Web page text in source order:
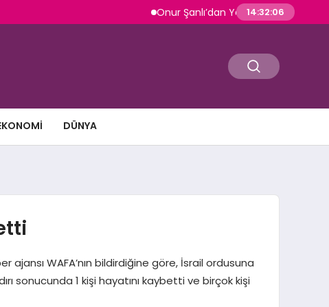
Onur Şanlı’dan Yazın Yeni Hiti: Kartallar |
14:32:07
DÜNYA
ajansı WAFA’nın bildirdiğine göre, İsrail ordusuna
sonucunda 1 kişi hayatını kaybetti ve birçok kişi